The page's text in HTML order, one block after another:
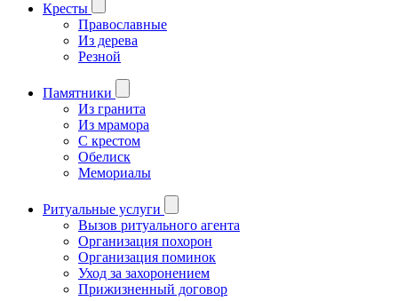
Кресты
Православные
Из дерева
Резной
Памятники
Из гранита
Из мрамора
С крестом
Обелиск
Мемориалы
Ритуальные услуги
Вызов ритуального агента
Организация похорон
Организация поминок
Уход за захоронением
Прижизненный договор